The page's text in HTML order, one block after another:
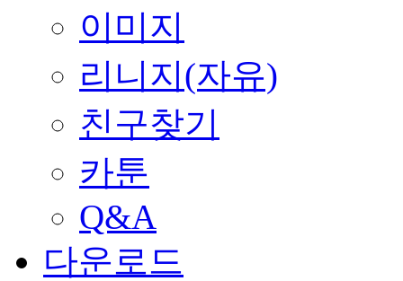
이미지
리니지(자유)
친구찾기
카툰
Q&A
다운로드